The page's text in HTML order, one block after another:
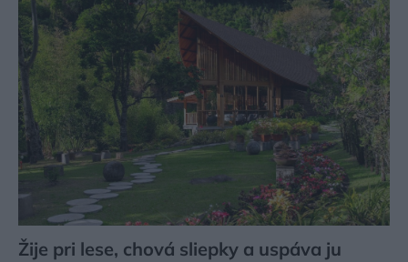
Žije pri lese, chová sliepky a uspáva ju